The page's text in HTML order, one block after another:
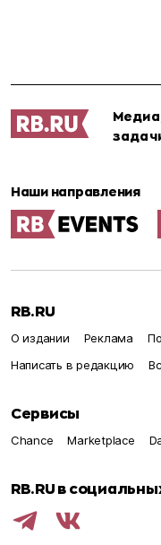
Наши направления
RB.RU
О издании Реклама
Написать в редакцию
Сервисы
Chance Marketplace
RB.RU в